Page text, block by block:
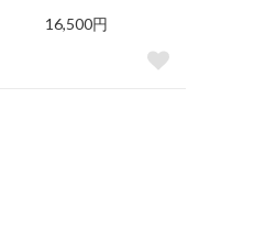
16,500円